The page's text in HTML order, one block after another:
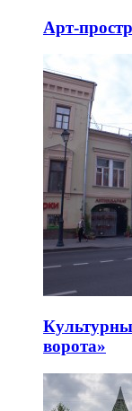
Арт-
ворота»